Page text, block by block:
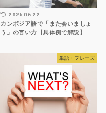
2024.06.22
カンボジア語で「また会いましょ
う」の言い方【具体例で解説】
単語・フレーズ